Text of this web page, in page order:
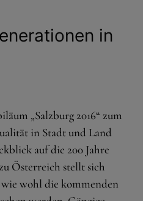
in
„Salzburg 2016“ zum
in Stadt und Land
auf die 200 Jahre
Österreich stellt sich
wohl die kommenden